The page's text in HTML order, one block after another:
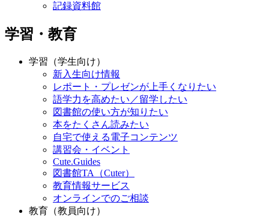
記録資料館
学習・教育
学習（学生向け）
新入生向け情報
レポート・プレゼンが上手くなりたい
語学力を高めたい／留学したい
図書館の使い方が知りたい
本をたくさん読みたい
自宅で使える電子コンテンツ
講習会・イベント
Cute.Guides
図書館TA（Cuter）
教育情報サービス
オンラインでのご相談
教育（教員向け）